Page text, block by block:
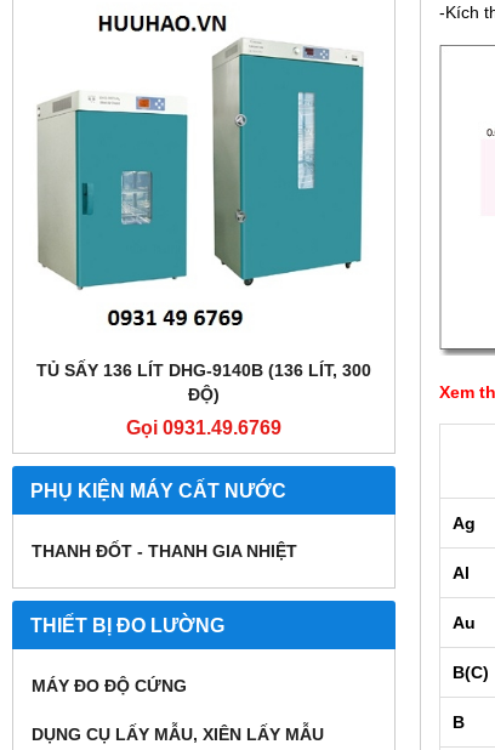
TỦ SẤY 136 LÍT DHG-9140B (136 LÍT, 300
ĐỘ)
Gọi 0931.49.6769
PHỤ KIỆN MÁY CẤT NƯỚC
THANH ĐỐT - THANH GIA NHIỆT
THIẾT BỊ ĐO LƯỜNG
MÁY ĐO ĐỘ CỨNG
DỤNG CỤ LẤY MẪU, XIÊN LẤY MẪU
-Kích
Xem
Ag
Al
Au
B(C)
B